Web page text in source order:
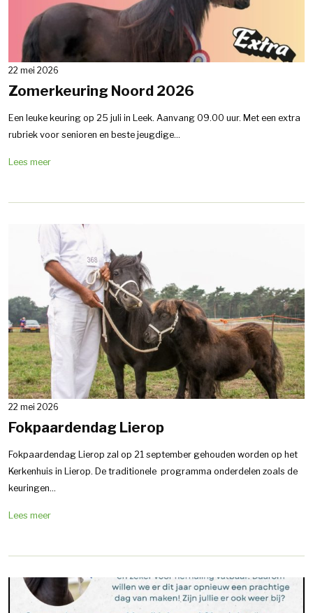
22 mei 2026
Zomerkeuring Noord 2026
Een leuke keuring op 25 juli in Leek. Aanvang 09.00 uur. Met een extra
rubriek voor senioren en beste jeugdige...
Lees meer
22 mei 2026
Fokpaardendag Lierop
Fokpaardendag Lierop zal op 21 september gehouden worden op het
Kerkenhuis in Lierop. De traditionele programma onderdelen zoals de
keuringen...
Lees meer